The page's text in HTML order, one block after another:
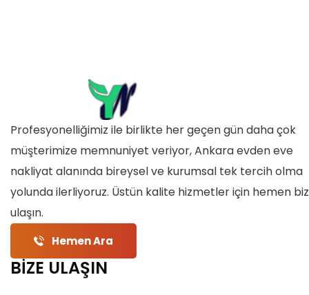
Profesyonelliğimiz ile birlikte her geçen gün daha çok
müşterimize memnuniyet veriyor, Ankara evden eve
nakliyat alanında bireysel ve kurumsal tek tercih olma
yolunda ilerliyoruz. Üstün kalite hizmetler için hemen
ulaşın.
Hemen Ara
BİZE ULAŞIN